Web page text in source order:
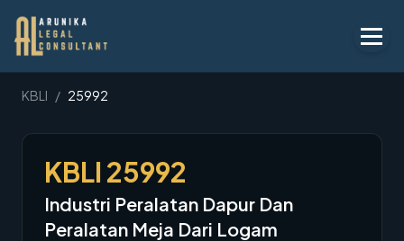
Layanan
Peraturan
KBLI
Tentang
KBLI / 25992
KBLI 25992
Industri Peralatan Dapur Dan
Peralatan Meja Dari Logam